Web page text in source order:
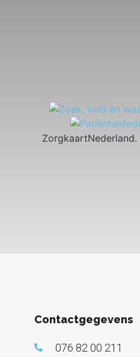
ZorgkaartNederland.
Contactgegevens
076 82 00 211